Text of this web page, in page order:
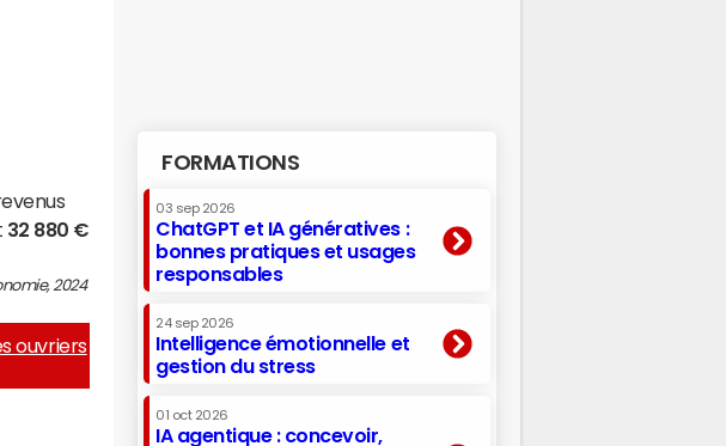
32 880 €
2024
ouvriers
FORMATIONS
03 sep 2026
ChatGPT et IA génératives :
bonnes pratiques et usages
responsables
24 sep 2026
Intelligence émotionnelle et
gestion du stress
01 oct 2026
IA agentique : concevoir,